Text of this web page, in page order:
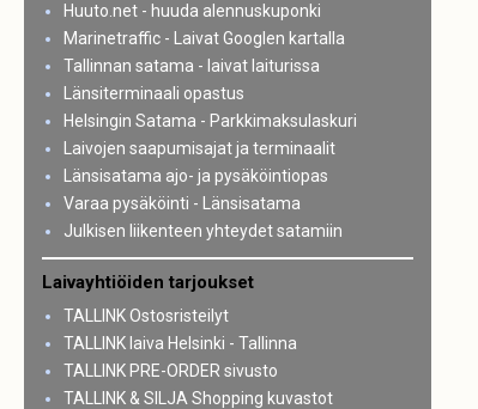
Huuto.net - huuda alennuskuponki
Marinetraffic - Laivat Googlen kartalla
Tallinnan satama - laivat laiturissa
Länsiterminaali opastus
Helsingin Satama - Parkkimaksulaskuri
Laivojen saapumisajat ja terminaalit
Länsisatama ajo- ja pysäköintiopas
Varaa pysäköinti - Länsisatama
Julkisen liikenteen yhteydet satamiin
Laivayhtiöiden tarjoukset
TALLINK Ostosristeilyt
TALLINK laiva Helsinki - Tallinna
TALLINK PRE-ORDER sivusto
TALLINK & SILJA Shopping kuvastot